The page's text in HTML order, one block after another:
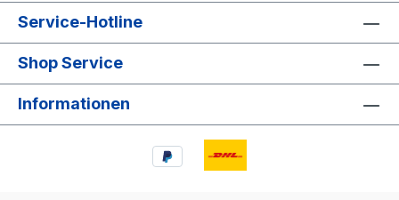
Service-Hotline
Shop Service
Informationen